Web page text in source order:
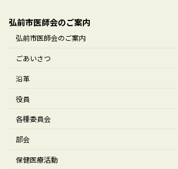
弘前市医師会のご案内
弘前市医師会のご案内
ごあいさつ
沿革
役員
各種委員会
部会
保健医療活動